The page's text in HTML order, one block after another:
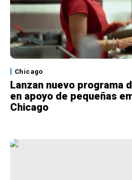
Chicago
Lanzan nuevo programa
en apoyo de pequeñas
Chicago